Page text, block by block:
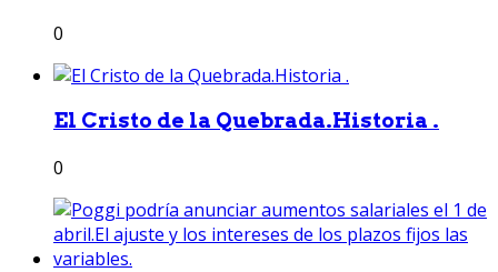
0
El Cristo de la Quebrada.Historia .
0